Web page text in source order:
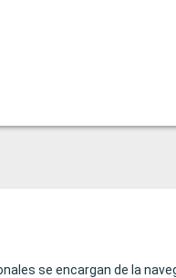
se encargan de la